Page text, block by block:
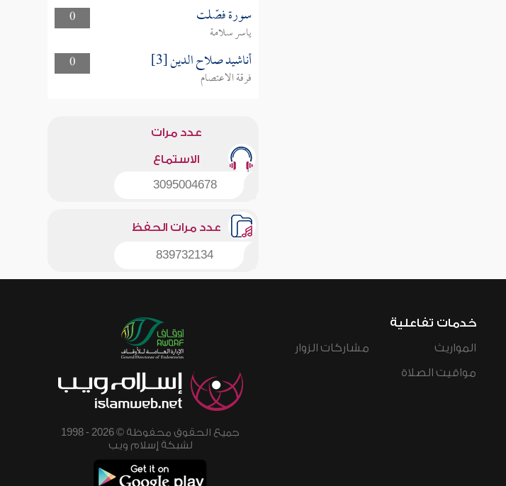
0
سورة فصّلت
ياسر سلامة
0
أناشيد صلاح الدين [3]
فرقة الاعتصام
عدد مرات
الاستماع
3095004678
عدد مرات الحفظ
839732134
خدمات تفاعلية
المواريث
مواقيت الصلاة
مشاركات الزوار
جميع الحقوق محفوظة © 2026 - 1998
لشبكة إسلام ويب